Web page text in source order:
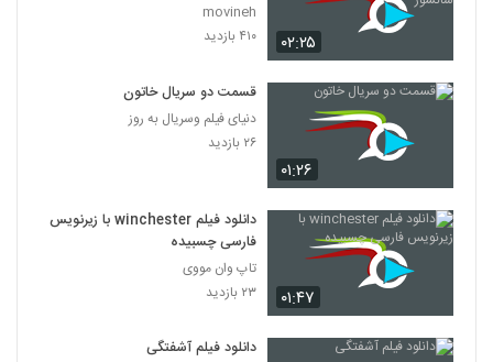
۰۲:۲۵
movineh
۴۱۰ بازدید
۰۱:۲۶
قسمت دو سریال خاتون
دنیای فیلم وسریال به روز
۲۶ بازدید
۰۱:۴۷
دانلود فیلم winchester با زیرنویس
فارسی چسبیده
تاپ وان مووی
۲۳ بازدید
دانلود فیلم آشفتگی